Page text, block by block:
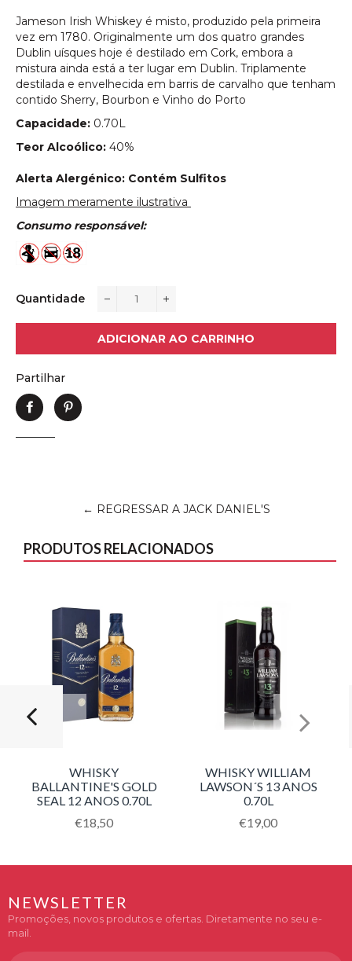
Jameson Irish Whiskey é misto, produzido pela primeira
vez em 1780. Originalmente um dos quatro grandes
Dublin uísques hoje é destilado em Cork, embora a
mistura ainda está a ter lugar em Dublin. Triplamente
destilada e envelhecida em barris de carvalho que tenham
contido Sherry, Bourbon e Vinho do Porto
Capacidade: 0.70L
Teor Alcoólico: 40%
Alerta Alergénico: Contém Sulfitos
Imagem meramente ilustrativa
Consumo responsável:
Quantidade
ADICIONAR AO CARRINHO
Partilhar
Partilhe
← REGRESSAR A JACK DANIEL'S
PRODUTOS RELACIONADOS
WHISKY
BALLANTINE'S GOLD
SEAL 12 ANOS 0.70L
Translation
PT.products.product.regular_price
€18,50
WHISKY WILLIAM
LAWSON´S 13 ANOS
0.70L
Translation
€19,00
NEWSLETTER
Promoções, novos produtos e ofertas. Diretamente no seu e-
mail.